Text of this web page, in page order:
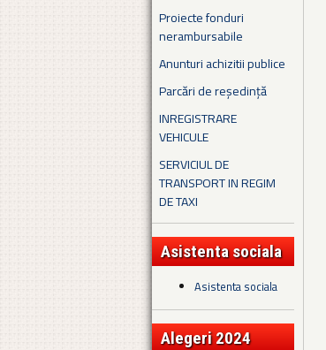
Proiecte fonduri
nerambursabile
Anunturi achizitii publice
Parcări de reședință
INREGISTRARE
VEHICULE
SERVICIUL DE
TRANSPORT IN REGIM
DE TAXI
Asistenta sociala
Asistenta sociala
Alegeri 2024